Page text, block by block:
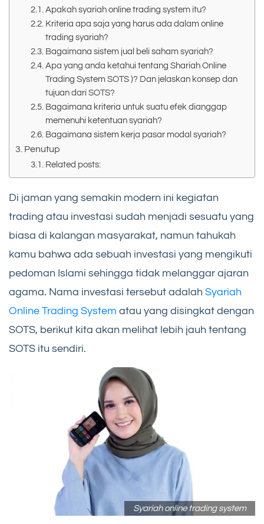
Apakah syariah online trading system itu?
Kriteria apa saja yang harus ada dalam online
trading syariah?
Bagaimana sistem jual beli saham syariah?
Apa yang anda ketahui tentang Shariah Online
Trading System SOTS )? Dan jelaskan konsep dan
tujuan dari SOTS?
Bagaimana kriteria untuk suatu efek dianggap
memenuhi ketentuan syariah?
Bagaimana sistem kerja pasar modal syariah?
Penutup
Related posts:
Di jaman yang semakin modern ini kegiatan
trading atau investasi sudah menjadi sesuatu yang
biasa di kalangan masyarakat, namun tahukah
kamu bahwa ada sebuah investasi yang mengikuti
pedoman Islami sehingga tidak melanggar ajaran
agama. Nama investasi tersebut adalah Syariah
Online Trading System atau yang disingkat dengan
SOTS, berikut kita akan melihat lebih jauh tentang
SOTS itu sendiri.
Syariah online trading system